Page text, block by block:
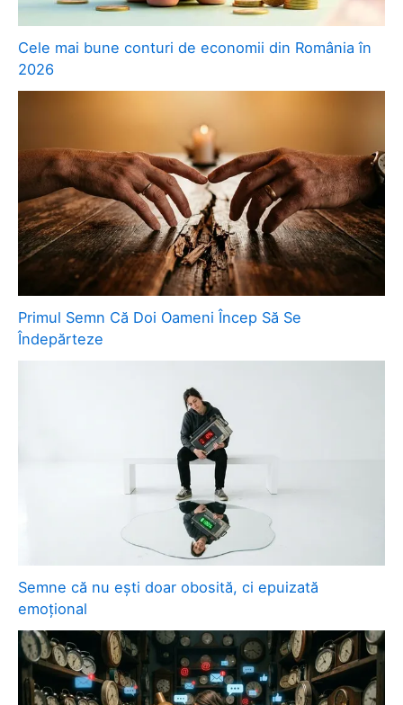
Cele mai bune conturi de economii din România în
2026
Primul Semn Că Doi Oameni Încep Să Se
Îndepărteze
Semne că nu ești doar obosită, ci epuizată
emoțional